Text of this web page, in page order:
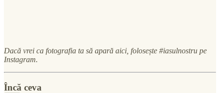
Dacă vrei ca fotografia ta să apară aici, folosește #iasulnostru pe
Instagram.
Încă ceva